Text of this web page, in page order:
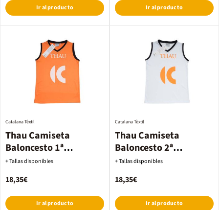
Ir al producto Ir al producto
Thau Camiseta
Baloncesto 1ª
equipación 24
Catalana Tèxtil
+ Tallas disponibles
18,35€
Ir al producto
Thau Camiseta
Baloncesto 2ª
equipación 24
Catalana Tèxtil
+ Tallas disponibles
18,35€
Ir al producto